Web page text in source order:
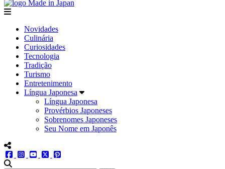
menu
Novidades
Culinária
Curiosidades
Tecnologia
Tradição
Turismo
Entretenimento
Língua Japonesa
Língua Japonesa
Provérbios Japoneses
Sobrenomes Japoneses
Seu Nome em Japonês
menu redes social
facebookinstagram
youtube
twitter